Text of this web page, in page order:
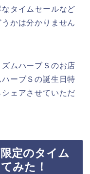
タイムセールなど
かは分かりません
ムハーブＳのお店
ーブＳの誕生日特
ェアさせていただ
定のタイム
みた！